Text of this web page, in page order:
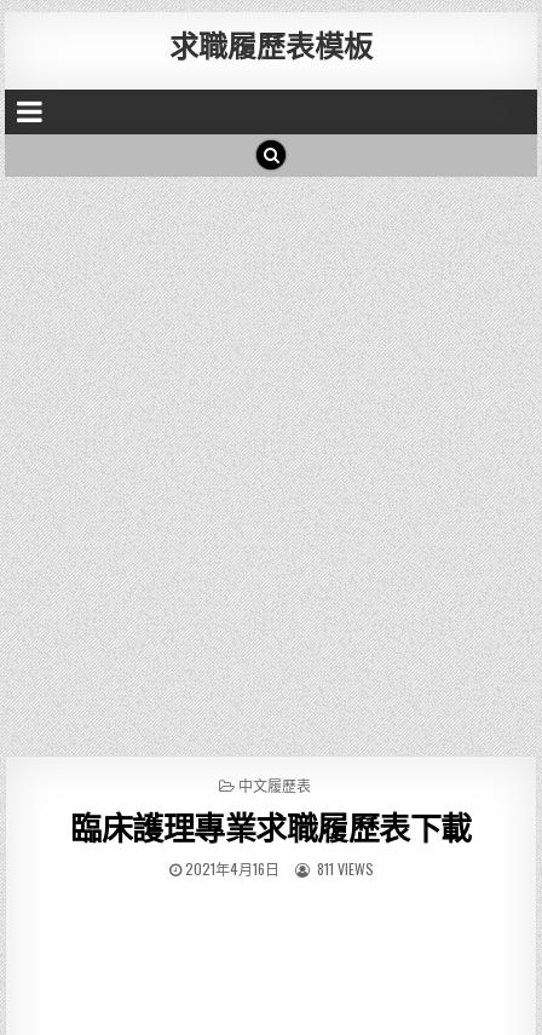
求職履歷表模板
P
S
T
E
中文履歷表
臨床護理專業求職履歷表下載
2021年4月16日 811 VIEWS